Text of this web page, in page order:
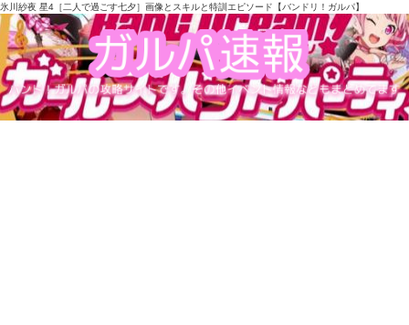
氷川紗夜 星4［二人で過ごす七夕］画像とスキルと特訓エピソード【バンドリ！ガルパ】